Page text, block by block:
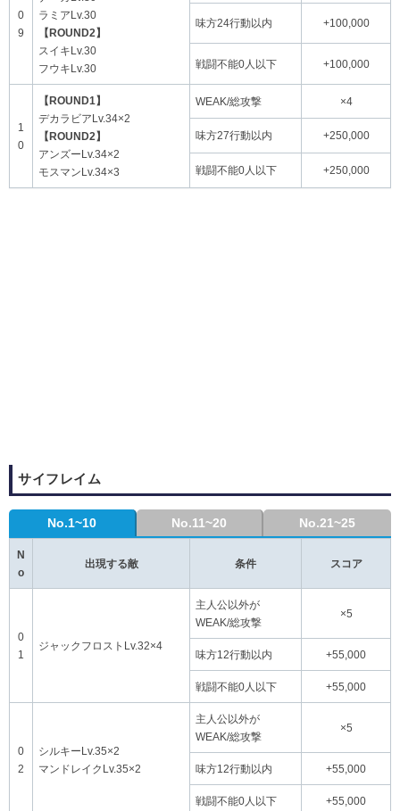
0
9
ラミアLv.30
【ROUND2】
スイキLv.30
フウキLv.30
味方24行動以内 +100,000
戦闘不能0人以下 +100,000
1
0
【ROUND1】
デカラビアLv.34×2
【ROUND2】
アンズーLv.34×2
モスマンLv.34×3
WEAK/総攻撃 ×4
味方27行動以内 +250,000
戦闘不能0人以下 +250,000
サイフレイム
No.1~10 No.11~20 No.21~25
N
o
出現する敵 条件 スコア
0
1
ジャックフロストLv.32×4
主人公以外が
WEAK/総攻撃
×5
味方12行動以内 +55,000
戦闘不能0人以下 +55,000
0
2
シルキーLv.35×2
マンドレイクLv.35×2
主人公以外が
WEAK/総攻撃
×5
味方12行動以内 +55,000
戦闘不能0人以下 +55,000